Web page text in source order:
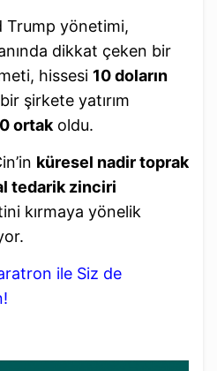
Trump yönetimi,
dikkat çeken bir
hissesi 10 doların
bir şirkete yatırım
ortakoldu.
küresel nadir toprak
tedarik zinciri
kırmaya yönelik
ile Siz de